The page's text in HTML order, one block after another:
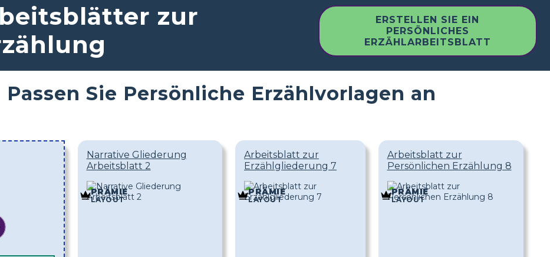
zur
ERSTELLEN SIE EIN
PERSÖNLICHES
ERZÄHLARBEITSBLATT
Passen Sie Persönliche Erzählvorlagen an
Narrative Gliederung
Arbeitsblatt 2
PRÄMIE
LAYOUT
Arbeitsblatt zur
Erzählgliederung 7
PRÄMIE
LAYOUT
Arbeitsblatt zur
Persönlichen Erzählung 8
PRÄMIE
LAYOUT